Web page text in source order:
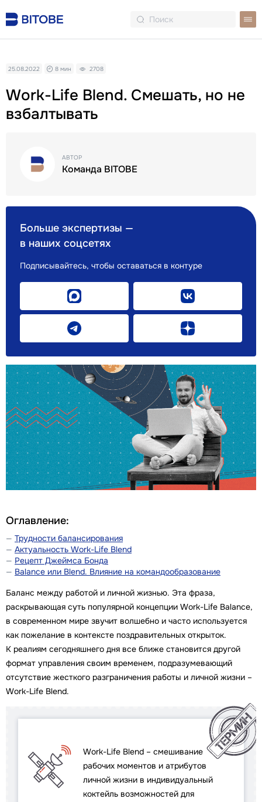
Work-Life Blend. Смешать, но не
взбалтывать
25.08.2022 8 мин 2708
Оглавление:
Трудности балансирования
Актуальность Work-Life Blend
Рецепт Джеймса Бонда
Balance или Blend. Влияние на командообразование
Баланс между работой и личной жизнью. Эта фраза,
раскрывающая суть популярной концепции Work-Life Balance,
в современном мире звучит волшебно и часто используется
как пожелание в контексте поздравительных открыток.
К реалиям сегодняшнего дня все ближе становится другой
формат управления своим временем, подразумевающий
отсутствие жесткого разграничения работы и личной жизни –
Work-Life Blend.
Work-Life Blend – смешивание
рабочих моментов и атрибутов
личной жизни в индивидуальный
коктейль возможностей для
Больше экспертизы —
в наших соцсетях
Подписывайтесь, чтобы оставаться в контуре
АВТОР
Команда BITOBE